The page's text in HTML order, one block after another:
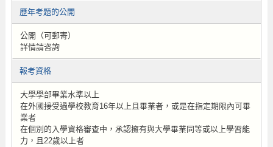
歷年考題的公開
公開（可郵寄）
詳情請咨詢
報考資格
大學學部畢業水準以上
在外國接受過學校教育16年以上且畢業者，或是在指定期限內可畢
業者
在個別的入學資格審查中，承認擁有與大學畢業同等或以上學習能
力，且22歲以上者